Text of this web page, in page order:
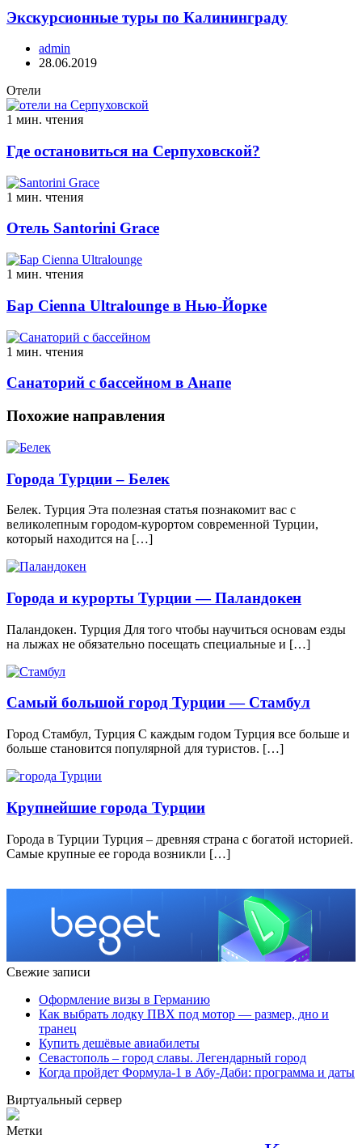
Экскурсионные туры по Калининграду
admin
28.06.2019
Отели
1 мин. чтения
Где остановиться на Серпуховской?
1 мин. чтения
Отель Santorini Grace
1 мин. чтения
Бар Cienna Ultralounge в Нью-Йорке
1 мин. чтения
Санаторий с бассейном в Анапе
Похожие направления
Города Турции – Белек
Белек. Турция Эта полезная статья познакомит вас с
великолепным городом-курортом современной Турции,
который находится на […]
Города и курорты Турции — Паландокен
Паландокен. Турция Для того чтобы научиться основам езды
на лыжах не обязательно посещать специальные и […]
Самый большой город Турции — Стамбул
Город Стамбул, Турция С каждым годом Турция все больше и
больше становится популярной для туристов. […]
Крупнейшие города Турции
Города в Турции Турция – древняя страна с богатой историей.
Самые крупные ее города возникли […]
Свежие записи
Оформление визы в Германию
Как выбрать лодку ПВХ под мотор — размер, дно и
транец
Купить дешёвые авиабилеты
Севастополь – город славы. Легендарный город
Когда пройдет Формула-1 в Абу-Даби: программа и даты
Виртуальный сервер
Метки